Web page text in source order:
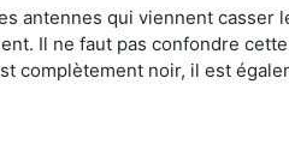
antennes qui viennent casser
Il ne faut pas confondre
complètement noir, il est